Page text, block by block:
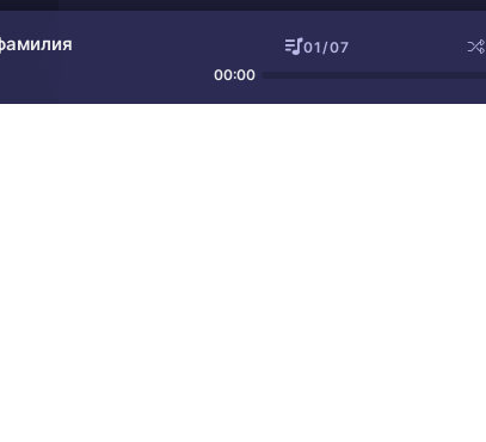
01/07
00:00